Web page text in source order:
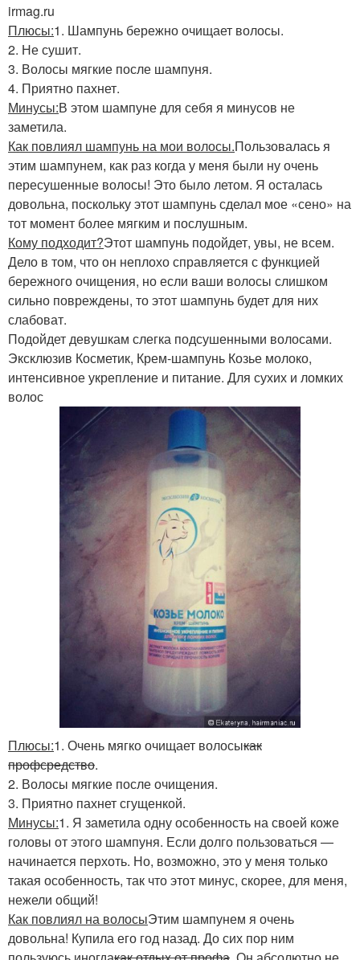
irmag.ru
Плюсы:1. Шампунь бережно очищает волосы.
2. Не сушит.
3. Волосы мягкие после шампуня.
4. Приятно пахнет.
Минусы:В этом шампуне для себя я минусов не
заметила.
Как повлиял шампунь на мои волосы.Пользовалась я
этим шампунем, как раз когда у меня были ну очень
пересушенные волосы! Это было летом. Я осталась
довольна, поскольку этот шампунь сделал мое «сено» на
тот момент более мягким и послушным.
Кому подходит?Этот шампунь подойдет, увы, не всем.
Дело в том, что он неплохо справляется с функцией
бережного очищения, но если ваши волосы слишком
сильно повреждены, то этот шампунь будет для них
слабоват.
Подойдет девушкам слегка подсушенными волосами.
Эксклюзив Косметик, Крем-шампунь Козье молоко,
интенсивное укрепление и питание. Для сухих и ломких
волос
Плюсы:1. Очень мягко очищает волосыкак
профсредство.
2. Волосы мягкие после очищения.
3. Приятно пахнет сгущенкой.
Минусы:1. Я заметила одну особенность на своей коже
головы от этого шампуня. Если долго пользоваться —
начинается перхоть. Но, возможно, это у меня только
такая особенность, так что этот минус, скорее, для меня,
нежели общий!
Как повлиял на волосыЭтим шампунем я очень
довольна! Купила его год назад. До сих пор ним